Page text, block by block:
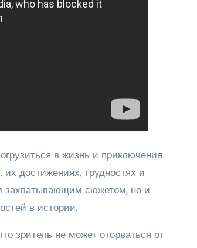
в жизнь и приключения
достижениях, трудностях и
захватывающим сюжетом, но и
в истории.
зритель не может оторваться от